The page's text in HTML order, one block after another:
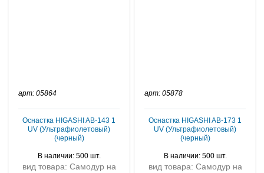
арт: 05864
Оснастка HIGASHI AB-143 1
UV (Ультрафиолетовый)
(черный)
В наличии: 500 шт.
вид товара: Самодур на
арт: 05878
Оснастка HIGASHI AB-173 1
UV (Ультрафиолетовый)
(черный)
В наличии: 500 шт.
вид товара: Самодур на